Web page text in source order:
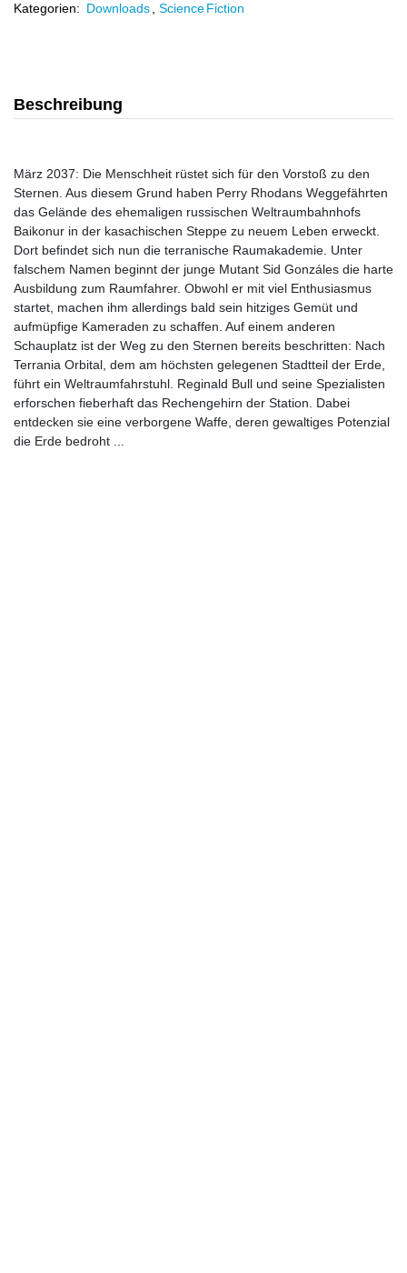
Kategorien: Downloads Science Fiction
Beschreibung
März 2037: Die Menschheit rüstet sich für den Vorstoß zu den
Sternen. Aus diesem Grund haben Perry Rhodans Weggefährten
das Gelände des ehemaligen russischen Weltraumbahnhofs
Baikonur in der kasachischen Steppe zu neuem Leben erweckt.
Dort befindet sich nun die terranische Raumakademie. Unter
falschem Namen beginnt der junge Mutant Sid Gonzáles die harte
Ausbildung zum Raumfahrer. Obwohl er mit viel Enthusiasmus
startet, machen ihm allerdings bald sein hitziges Gemüt und
aufmüpfige Kameraden zu schaffen. Auf einem anderen
Schauplatz ist der Weg zu den Sternen bereits beschritten: Nach
Terrania Orbital, dem am höchsten gelegenen Stadtteil der Erde,
führt ein Weltraumfahrstuhl. Reginald Bull und seine Spezialisten
erforschen fieberhaft das Rechengehirn der Station. Dabei
entdecken sie eine verborgene Waffe, deren gewaltiges Potenzial
die Erde bedroht ...